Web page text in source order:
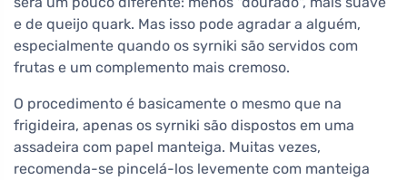
e de queijo quark. Mas isso pode agradar a alguém,
especialmente quando os syrniki são servidos com
frutas e um complemento mais cremoso.
O procedimento é basicamente o mesmo que na
frigideira, apenas os syrniki são dispostos em uma
assadeira com papel manteiga. Muitas vezes,
recomenda-se pincelá-los levemente com manteiga